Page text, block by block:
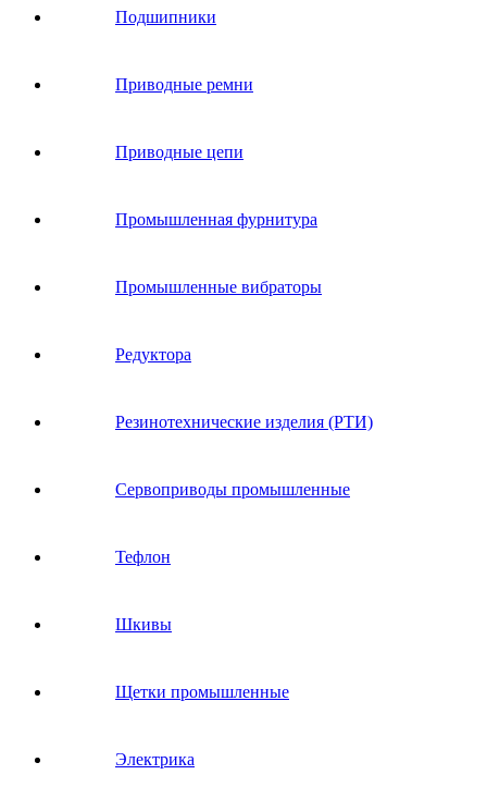
Подшипники
Приводные ремни
Приводные цепи
Промышленная фурнитура
Промышленные вибраторы
Редуктора
Резинотехнические изделия (РТИ)
Сервоприводы промышленные
Тефлон
Шкивы
Щетки промышленные
Электрика